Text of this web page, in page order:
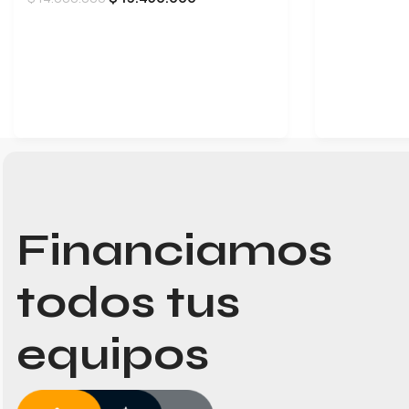
Financiamos
todos tus
equipos